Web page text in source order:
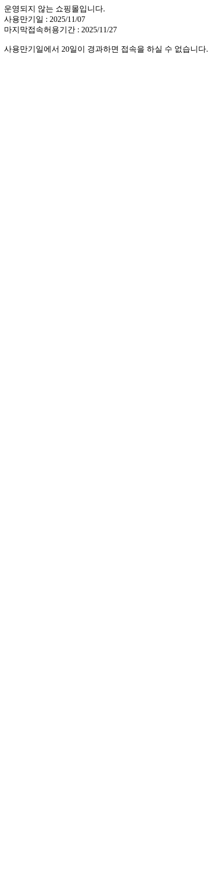
운영되지 않는 쇼핑몰입니다.
사용만기일 : 2025/11/07
마지막접속허용기간 : 2025/11/27
사용만기일에서 20일이 경과하면 접속을 하실 수 없습니다.